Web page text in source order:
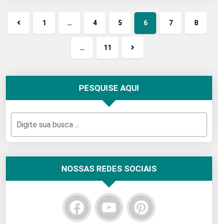
1 … 4 5 6 7 8
…
11
PESQUISE AQUI
NOSSAS REDES SOCIAIS